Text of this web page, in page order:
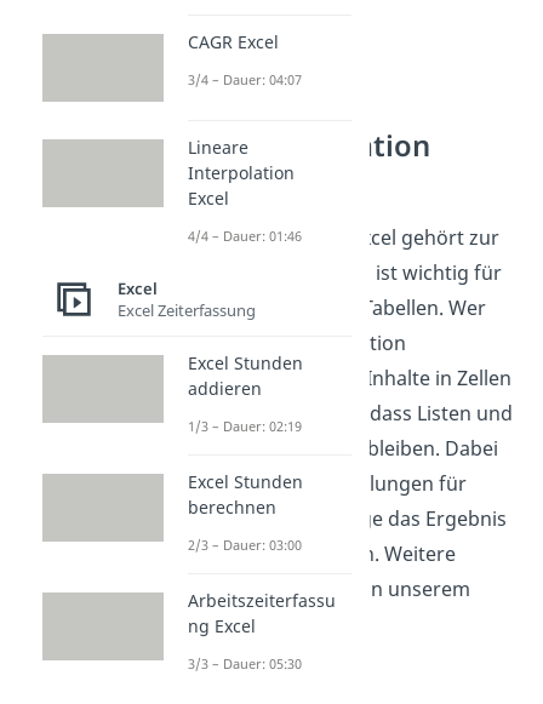
Tabellenkalkulation
verstehen
Ein Zeilenumbruch in Excel gehört zur
Tabellenkalkulation und ist wichtig für
ein sauberes Layout in Tabellen. Wer
sich mit Tabellenkalkulation
beschäftigt, formatiert Inhalte in Zellen
und richtet Text so aus, dass Listen und
Übersichten gut lesbar bleiben. Dabei
erkennst du, wie Einstellungen für
Ausrichtung und Anzeige das Ergebnis
in der Tabelle verändern. Weitere
Videos dazu findest du in unserem
Informatikbereich
CAGR Excel
3/4 – Dauer: 04:07
Lineare
Interpolation
Excel
4/4 – Dauer: 01:46
Excel
Excel Zeiterfassung
Excel Stunden
addieren
1/3 – Dauer: 02:19
Excel Stunden
berechnen
2/3 – Dauer: 03:00
Arbeitszeiterfassu
ng Excel
3/3 – Dauer: 05:30